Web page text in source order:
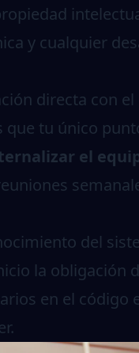
y cualquier
directa con
que tu único
el
del
la obligación
en el